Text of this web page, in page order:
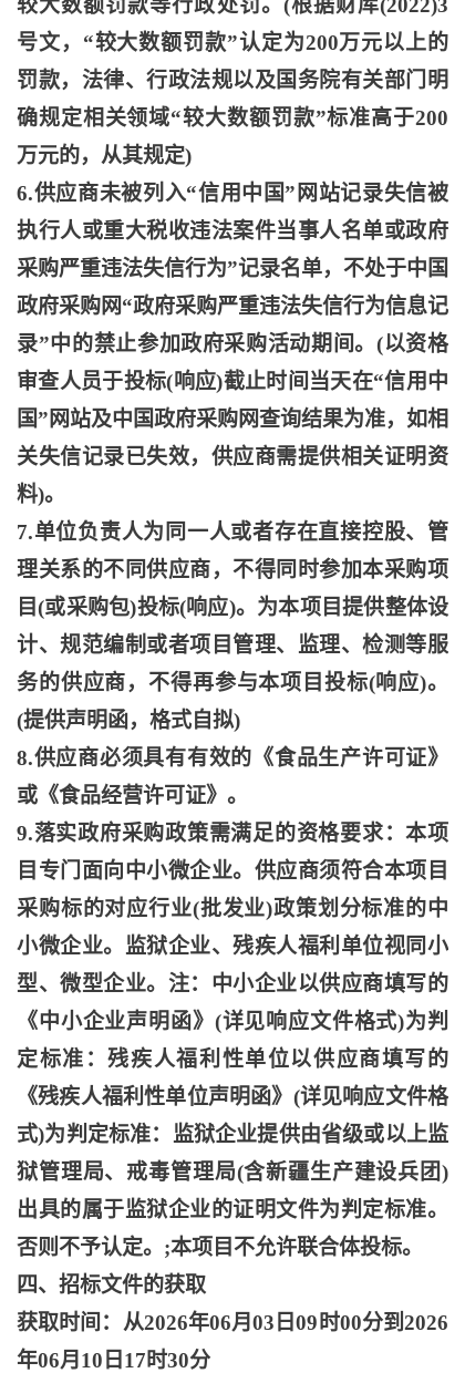
较大数额罚款等行政处罚。(根据财库(2022)3
号文，“较大数额罚款”认定为200万元以上的
罚款，法律、行政法规以及国务院有关部门明
确规定相关领域“较大数额罚款”标准高于200
万元的，从其规定)
6.供应商未被列入“信用中国”网站记录失信被
执行人或重大税收违法案件当事人名单或政府
采购严重违法失信行为”记录名单，不处于中国
政府采购网“政府采购严重违法失信行为信息记
录”中的禁止参加政府采购活动期间。(以资格
审查人员于投标(响应)截止时间当天在“信用中
国”网站及中国政府采购网查询结果为准，如相
关失信记录已失效，供应商需提供相关证明资
料)。
7.单位负责人为同一人或者存在直接控股、管
理关系的不同供应商，不得同时参加本采购项
目(或采购包)投标(响应)。为本项目提供整体设
计、规范编制或者项目管理、监理、检测等服
务的供应商，不得再参与本项目投标(响应)。
(提供声明函，格式自拟)
8.供应商必须具有有效的《食品生产许可证》
或《食品经营许可证》。
9.落实政府采购政策需满足的资格要求：本项
目专门面向中小微企业。供应商须符合本项目
采购标的对应行业(批发业)政策划分标准的中
小微企业。监狱企业、残疾人福利单位视同小
型、微型企业。注：中小企业以供应商填写的
《中小企业声明函》(详见响应文件格式)为判
定标准：残疾人福利性单位以供应商填写的
《残疾人福利性单位声明函》(详见响应文件格
式)为判定标准：监狱企业提供由省级或以上监
狱管理局、戒毒管理局(含新疆生产建设兵团)
出具的属于监狱企业的证明文件为判定标准。
否则不予认定。;本项目不允许联合体投标。
四、招标文件的获取
获取时间：从2026年06月03日09时00分到2026
年06月10日17时30分